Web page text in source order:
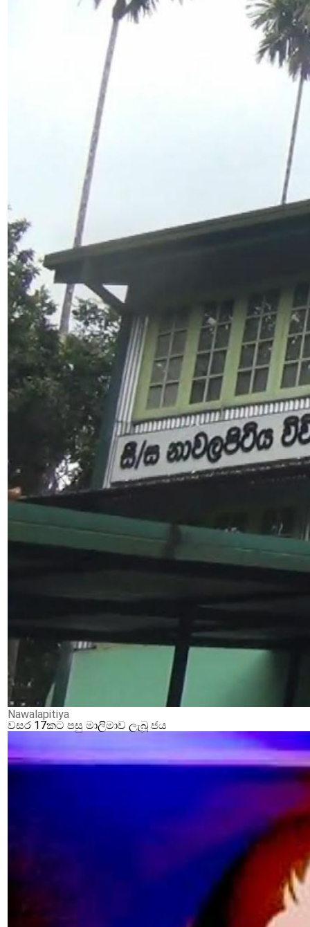
Nawalapitiya
වසර 17කට පසු මාලිමාව ලැබූ ජය